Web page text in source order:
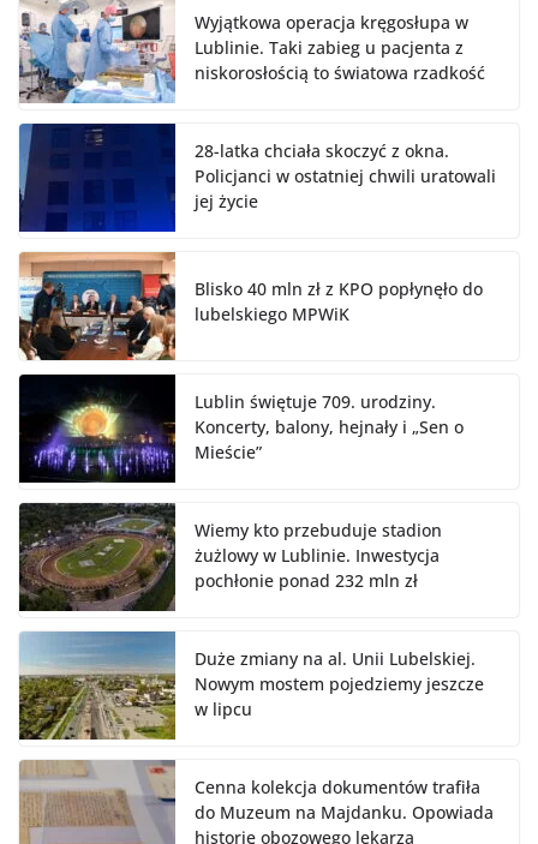
Wyjątkowa operacja kręgosłupa w
Lublinie. Taki zabieg u pacjenta z
niskorosłością to światowa rzadkość
28-latka chciała skoczyć z okna.
Policjanci w ostatniej chwili uratowali
jej życie
Blisko 40 mln zł z KPO popłynęło do
lubelskiego MPWiK
Lublin świętuje 709. urodziny.
Koncerty, balony, hejnały i „Sen o
Mieście”
Wiemy kto przebuduje stadion
żużlowy w Lublinie. Inwestycja
pochłonie ponad 232 mln zł
Duże zmiany na al. Unii Lubelskiej.
Nowym mostem pojedziemy jeszcze
w lipcu
Cenna kolekcja dokumentów trafiła
do Muzeum na Majdanku. Opowiada
historię obozowego lekarza